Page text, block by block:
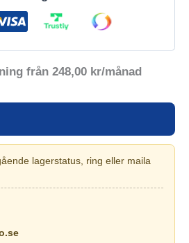
från 248,00 kr/månad
lagerstatus, ring eller maila